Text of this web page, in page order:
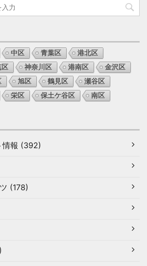
中区 青葉区
港北区
区 神奈川区 港南区
金沢区
旭区 鶴見区
瀬谷区
栄区 保土ケ谷区 南区
情報 (392)
(178)